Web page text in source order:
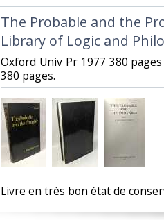
‎The Probable and the
Library of Logic and
‎Oxford Univ Pr 1977 380
380 pages.‎
‎Livre en très bon état de